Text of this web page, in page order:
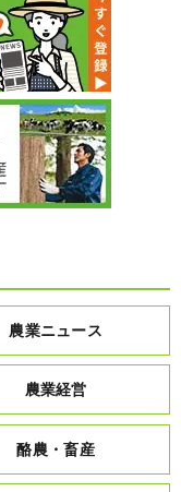
農業ニュース
農業経営
酪農・畜産